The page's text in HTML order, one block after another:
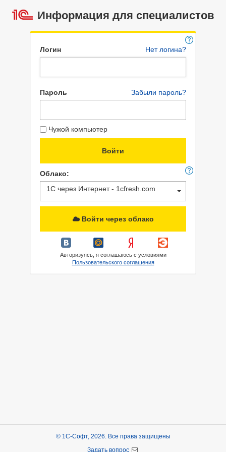
Информация для специалистов
Логин Нет логина?
Пароль Забыли пароль?
Чужой компьютер
Облако:
1С через Интернет - 1cfresh.com
Войти через облако
Авторизуясь, я соглашаюсь с условиями
Пользовательского соглашения
© 1С-Софт, 2026. Все права защищены
Задать вопрос